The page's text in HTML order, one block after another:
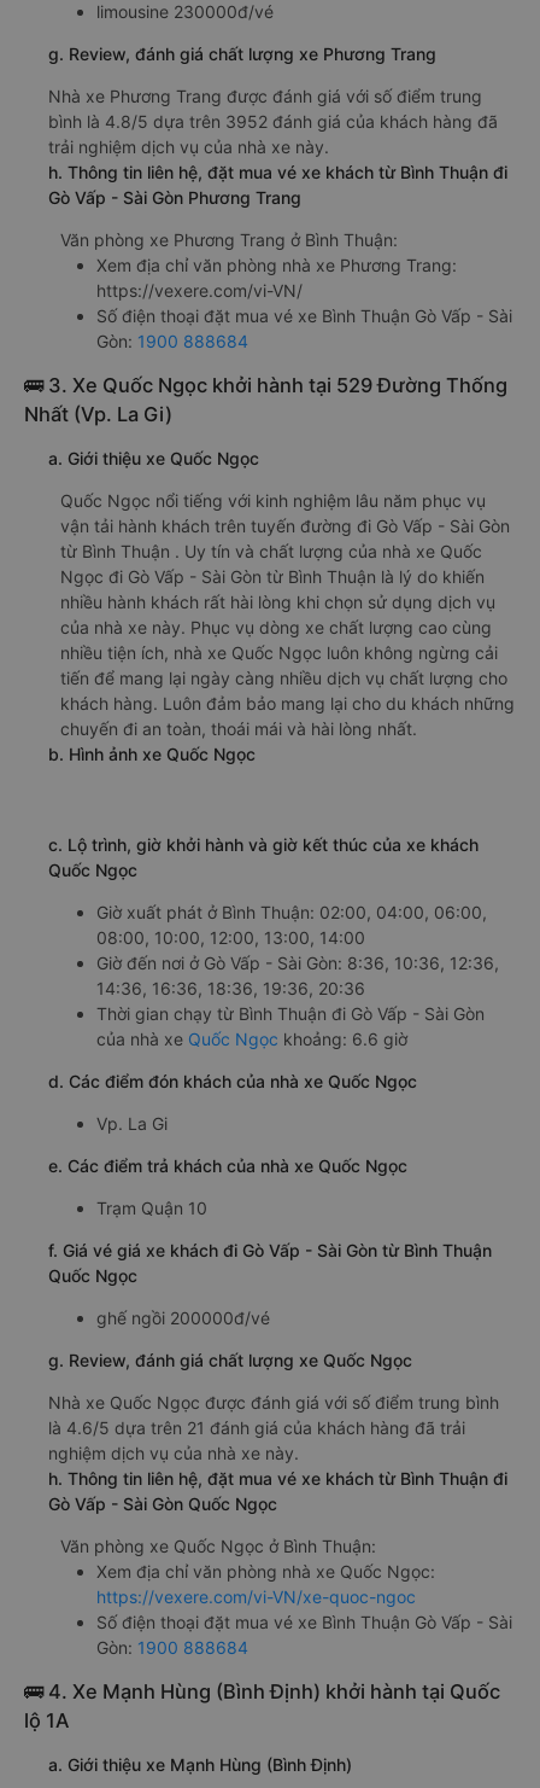
limousine 230000đ/vé
g. Review, đánh giá chất lượng xe Phương Trang
Nhà xe Phương Trang được đánh giá với số điểm trung
bình là 4.8/5 dựa trên 3952 đánh giá của khách hàng đã
trải nghiệm dịch vụ của nhà xe này.
h. Thông tin liên hệ, đặt mua vé xe khách từ Bình Thuận đi
Gò Vấp - Sài Gòn Phương Trang
Văn phòng xe Phương Trang ở Bình Thuận:
Xem địa chỉ văn phòng nhà xe Phương Trang:
https://vexere.com/vi-VN/
Số điện thoại đặt mua vé xe Bình Thuận Gò Vấp - Sài
Gòn: 1900 888684
🚌 3. Xe Quốc Ngọc khởi hành tại 529 Đường Thống
Nhất (Vp. La Gi)
a. Giới thiệu xe Quốc Ngọc
Quốc Ngọc nổi tiếng với kinh nghiệm lâu năm phục vụ
vận tải hành khách trên tuyến đường đi Gò Vấp - Sài Gòn
từ Bình Thuận . Uy tín và chất lượng của nhà xe Quốc
Ngọc đi Gò Vấp - Sài Gòn từ Bình Thuận là lý do khiến
nhiều hành khách rất hài lòng khi chọn sử dụng dịch vụ
của nhà xe này. Phục vụ dòng xe chất lượng cao cùng
nhiều tiện ích, nhà xe Quốc Ngọc luôn không ngừng cải
tiến để mang lại ngày càng nhiều dịch vụ chất lượng cho
khách hàng. Luôn đảm bảo mang lại cho du khách những
chuyến đi an toàn, thoái mái và hài lòng nhất.
b. Hình ảnh xe Quốc Ngọc
c. Lộ trình, giờ khởi hành và giờ kết thúc của xe khách
Quốc Ngọc
Giờ xuất phát ở Bình Thuận: 02:00, 04:00, 06:00,
08:00, 10:00, 12:00, 13:00, 14:00
Giờ đến nơi ở Gò Vấp - Sài Gòn: 8:36, 10:36, 12:36,
14:36, 16:36, 18:36, 19:36, 20:36
Thời gian chạy từ Bình Thuận đi Gò Vấp - Sài Gòn
của nhà xe Quốc Ngọc khoảng: 6.6 giờ
d. Các điểm đón khách của nhà xe Quốc Ngọc
Vp. La Gi
e. Các điểm trả khách của nhà xe Quốc Ngọc
Trạm Quận 10
f. Giá vé giá xe khách đi Gò Vấp - Sài Gòn từ Bình Thuận
Quốc Ngọc
ghế ngồi 200000đ/vé
g. Review, đánh giá chất lượng xe Quốc Ngọc
Nhà xe Quốc Ngọc được đánh giá với số điểm trung bình
là 4.6/5 dựa trên 21 đánh giá của khách hàng đã trải
nghiệm dịch vụ của nhà xe này.
h. Thông tin liên hệ, đặt mua vé xe khách từ Bình Thuận đi
Gò Vấp - Sài Gòn Quốc Ngọc
Văn phòng xe Quốc Ngọc ở Bình Thuận:
Xem địa chỉ văn phòng nhà xe Quốc Ngọc:
https://vexere.com/vi-VN/xe-quoc-ngoc
Số điện thoại đặt mua vé xe Bình Thuận Gò Vấp - Sài
Gòn: 1900 888684
🚌 4. Xe Mạnh Hùng (Bình Định) khởi hành tại Quốc
lộ 1A
a. Giới thiệu xe Mạnh Hùng (Bình Định)